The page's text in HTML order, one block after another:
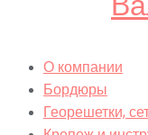
О компании
Бордюры
Георешетки,